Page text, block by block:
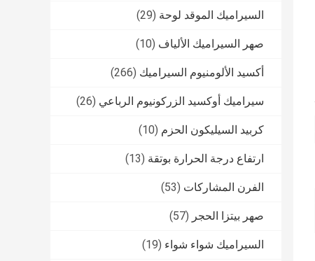
السيراميك الموقد لوحة (29)
صهر السيراميك الألياف (10)
أكسيد الألومنيوم السيراميك (266)
سيراميك أوكسيد الزركونيوم الرباعي (26)
كربيد السيليكون الحزم (10)
ارتفاع درجة الحرارة بوتقة (13)
الفرن المشاركات (53)
صهر بيتزا الحجر (57)
السيراميك شواء شواء (19)